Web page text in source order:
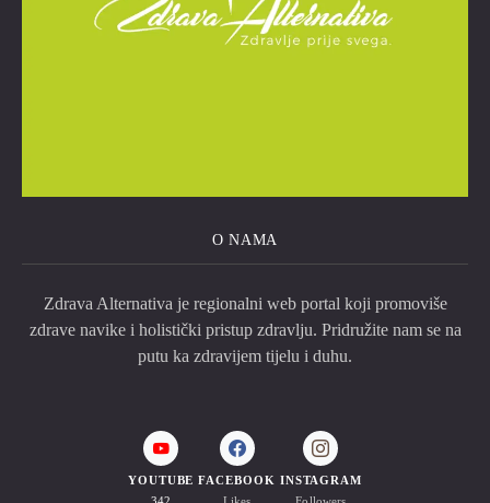
O NAMA
Zdrava Alternativa je regionalni web portal koji promoviše
zdrave navike i holistički pristup zdravlju. Pridružite nam se na
putu ka zdravijem tijelu i duhu.
YOUTUBE FACEBOOK INSTAGRAM